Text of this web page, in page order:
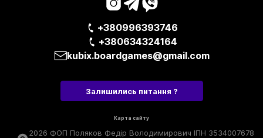
+380996393746
+380634324164
kubix.boardgames@gmail.com
Залишились питання ?
Карта сайту
2026 ФОП Поляков Федір Володимирович ІПН 3534007678